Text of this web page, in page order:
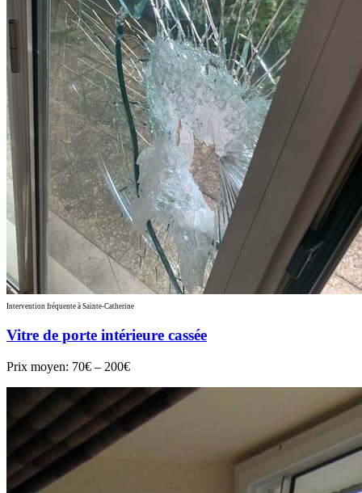
Intervention fréquente à Sainte-Catherine
Vitre de porte intérieure cassée
Prix moyen: 70€ – 200€